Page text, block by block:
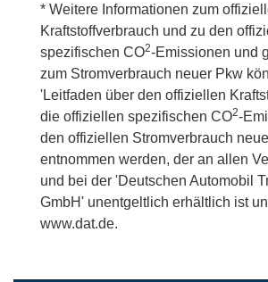
* Weitere Informationen zum
Kraftstoffverbrauch und zu den
spezifischen CO2-Emissionen und
zum Stromverbrauch neuer Pkw
'Leitfaden über den offiziellen
die offiziellen spezifischen CO2-
den offiziellen Stromverbrauch
entnommen werden, der an allen
und bei der 'Deutschen Automobil
GmbH' unentgeltlich erhältlich ist
www.dat.de.